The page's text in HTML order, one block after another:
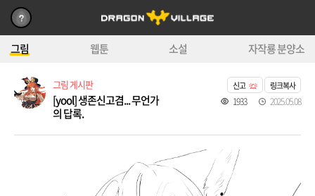
그림 웹툰 소설 자작룡 분양소
그림 게시판
[yool] 생존신고겸... 무언가
의 답록.
신고 링크복사
1933 2025.05.08